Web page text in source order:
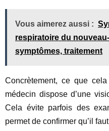
Vous aimerez aussi :
respiratoire du
symptômes, traitement
Concrètement, ce que
médecin dispose d’une
Cela évite parfois des
permet de confirmer qu’il